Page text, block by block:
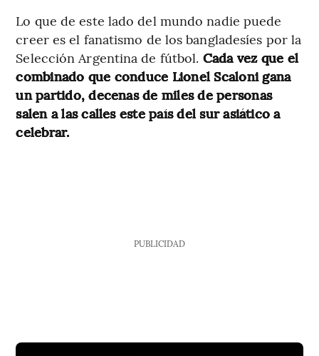
Lo que de este lado del mundo nadie puede
creer es el fanatismo de los bangladesíes por la
Selección Argentina de fútbol. Cada vez que el
combinado que conduce Lionel Scaloni gana
un partido, decenas de miles de personas
salen a las calles este país del sur asiático a
celebrar.
PUBLICIDAD